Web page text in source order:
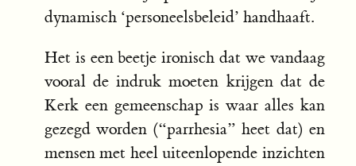
dynamisch ‘personeelsbeleid’ handhaaft.
Het is een beetje ironisch dat we vandaag
vooral de indruk moeten krijgen dat de
Kerk een gemeenschap is waar alles kan
gezegd worden (“parrhesia” heet dat) en
mensen met heel uiteenlopende inzichten